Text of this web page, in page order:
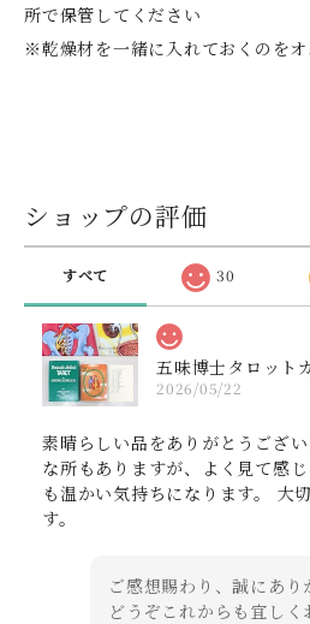
所で保管してください
※乾燥材を一緒に入れておくのを
ショップの評価
すべて 30
2026/05/22
素晴らしい品をありがとうござ
な所もありますが、よく見て感
も温かい気持ちになります。 大
す。
ご感想賜わり、誠にあり
どうぞこれからも宜しく